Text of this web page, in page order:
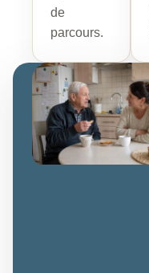
de
parcours.